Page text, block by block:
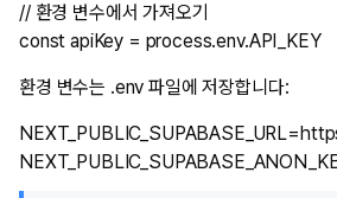
// 환경 변수에서 가져오기
const apiKey = process.env.API_KEY
환경 변수는 .env 파일에 저장합니다: